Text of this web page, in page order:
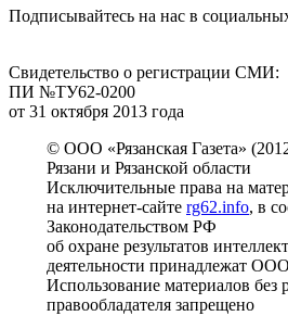
Подписывайтесь на нас в
Свидетельство о регистрации СМИ:
ПИ №ТУ62-0200
от 31 октября 2013 года
© ООО «Рязанская Газета»
Рязани и Рязанской области
Исключительные права на
на интернет-сайте rg62.info, в
Законодательством РФ
об охране результатов
деятельности принадлежат ООО
Использование материалов без
правообладателя запрещено